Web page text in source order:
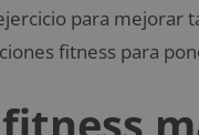
para mejorar
fitness para